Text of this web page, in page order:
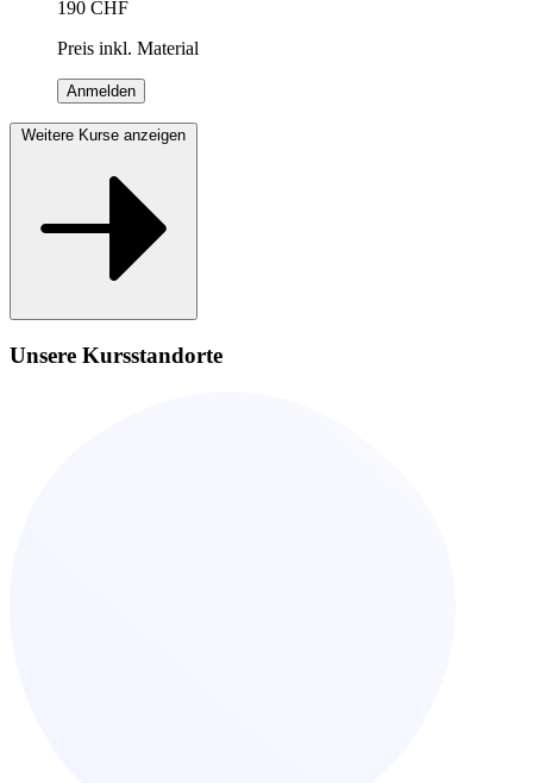
190 CHF
Preis inkl. Material
Anmelden
Weitere Kurse anzeigen
Unsere Kursstandorte